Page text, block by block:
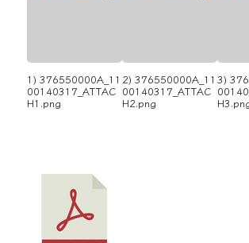
1) 376550000A_11
00140317_ATTAC
H1.png
2) 376550000A_11
00140317_ATTAC
H2.png
3)